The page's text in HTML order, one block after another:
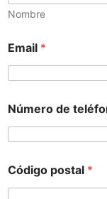
Nombre
Email *
Número de
Código postal *